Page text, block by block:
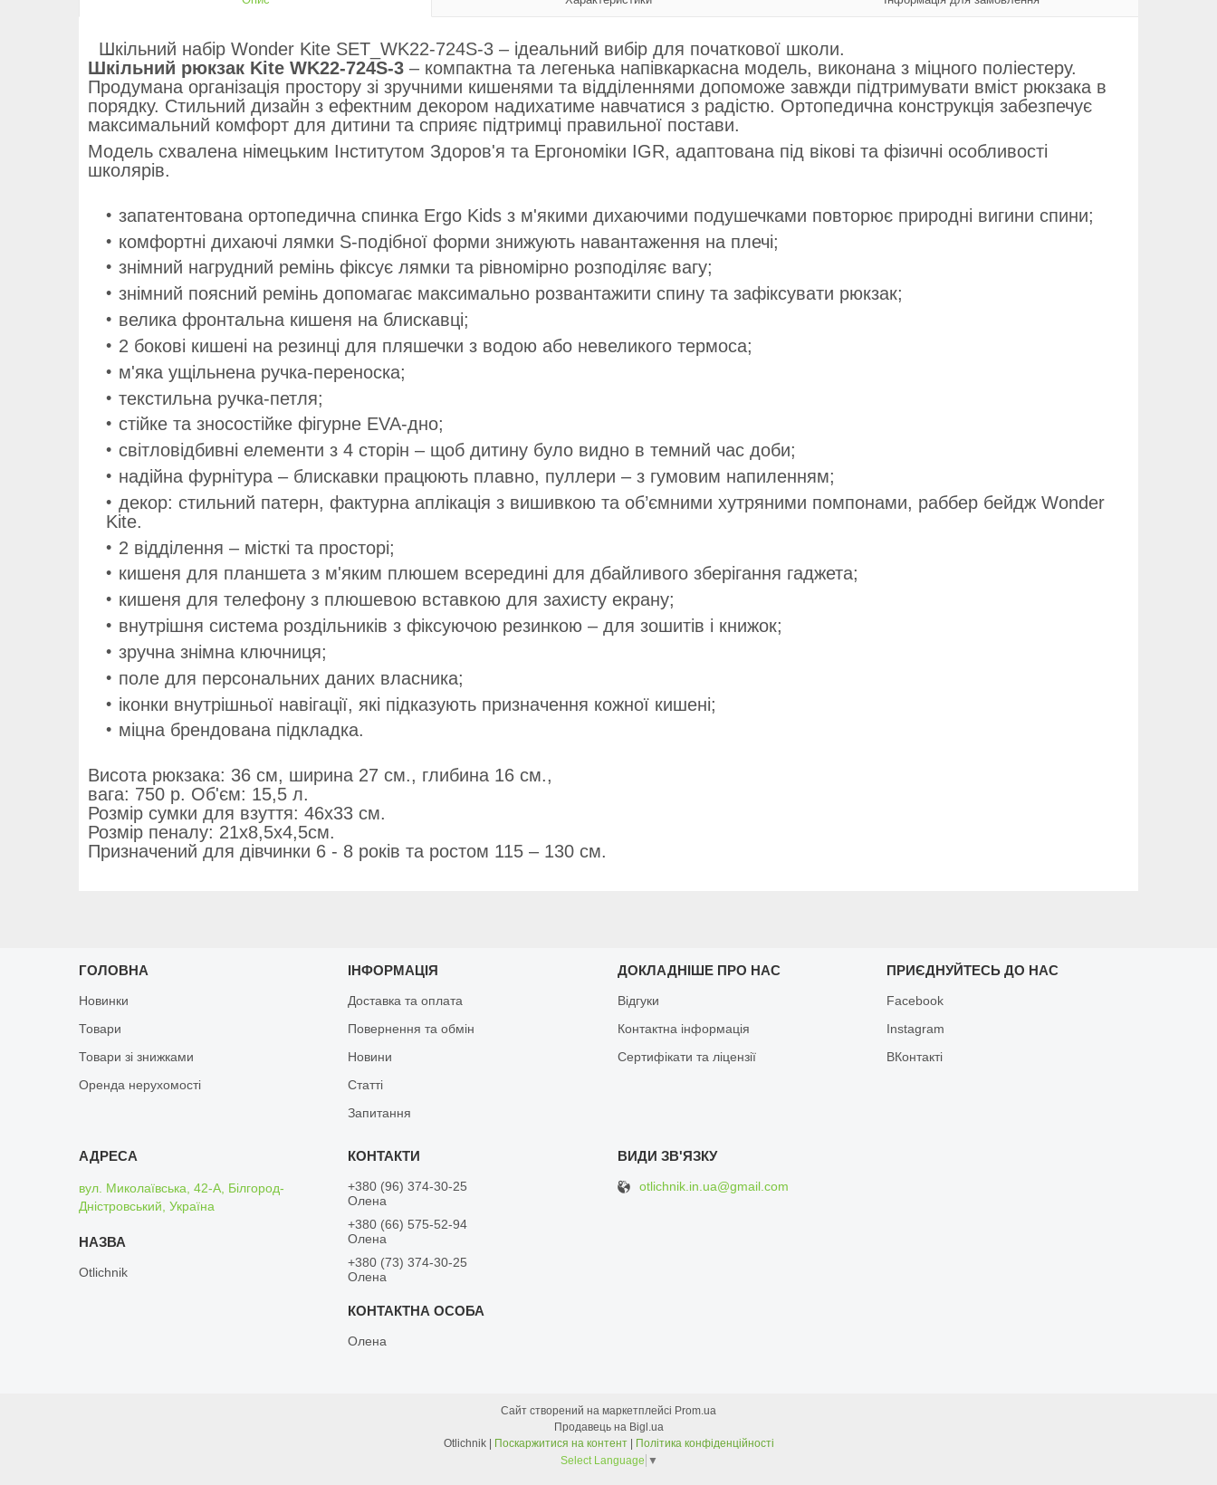
Шкільний набір Wonder Kite SET_WK22-724S-3 – ідеальний вибір для початкової школи.
Шкільний рюкзак Kite WK22-724S-3 – компактна та легенька напівкаркасна модель, виконана з міцного поліестеру.
Продумана організація простору зі зручними кишенями та відділеннями допоможе завжди підтримувати вміст рюкзака в
порядку. Стильний дизайн з ефектним декором надихатиме навчатися з радістю. Ортопедична конструкція забезпечує
максимальний комфорт для дитини та сприяє підтримці правильної постави.
Модель схвалена німецьким Інститутом Здоров'я та Ергономіки IGR, адаптована під вікові та фізичні особливості
школярів.
запатентована ортопедична спинка Ergo Kids з м'якими дихаючими подушечками повторює природні вигини спини;
комфортні дихаючі лямки S-подібної форми знижують навантаження на плечі;
знімний нагрудний ремінь фіксує лямки та рівномірно розподіляє вагу;
знімний поясний ремінь допомагає максимально розвантажити спину та зафіксувати рюкзак;
велика фронтальна кишеня на блискавці;
2 бокові кишені на резинці для пляшечки з водою або невеликого термоса;
м'яка ущільнена ручка-переноска;
текстильна ручка-петля;
стійке та зносостійке фігурне EVA-дно;
світловідбивні елементи з 4 сторін – щоб дитину було видно в темний час доби;
надійна фурнітура – блискавки працюють плавно, пуллери – з гумовим напиленням;
декор: стильний патерн, фактурна аплікація з вишивкою та об’ємними хутряними помпонами, раббер бейдж Wonder
Kite.
2 відділення – місткі та просторі;
кишеня для планшета з м'яким плюшем всередині для дбайливого зберігання гаджета;
кишеня для телефону з плюшевою вставкою для захисту екрану;
внутрішня система роздільників з фіксуючою резинкою – для зошитів і книжок;
зручна знімна ключниця;
поле для персональних даних власника;
іконки внутрішньої навігації, які підказують призначення кожної кишені;
міцна брендована підкладка.
Висота рюкзака: 36 см, ширина 27 см., глибина 16 см.,
вага: 750 р. Об'єм: 15,5 л.
Розмір сумки для взуття: 46x33 см.
Розмір пеналу: 21х8,5х4,5см.
Призначений для дівчинки 6 - 8 років та ростом 115 – 130 см.
ГОЛОВНА
Новинки
Товари
Товари зі знижками
Оренда нерухомості
ІНФОРМАЦІЯ
Доставка та оплата
Повернення та обмін
Новини
Статті
Запитання
ДОКЛАДНІШЕ ПРО НАС
Відгуки
Контактна інформація
Сертифікати та ліцензії
ПРИЄДНУЙТЕСЬ ДО НАС
Facebook
Instagram
ВКонтакті
вул. Миколаївська, 42-А, Білгород-
Дністровський, Україна
Otlichnik
+380 (96) 374-30-25
Олена
+380 (66) 575-52-94
Олена
+380 (73) 374-30-25
Олена
Олена
otlichnik.in.ua@gmail.com
Сайт створений на маркетплейсі Prom.ua
Продавець на Bigl.ua
Поскаржитися на контент
Політика конфіденційності
Select Language ▼